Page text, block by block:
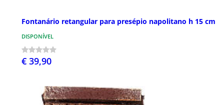
Fontanário retangular para presépio napolitano h 15 cm
DISPONÍVEL
€ 39,90